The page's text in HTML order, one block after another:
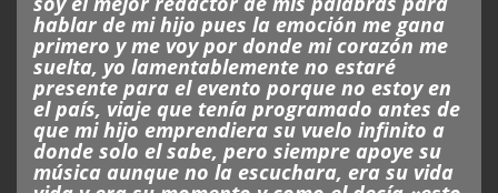
hablar de mi hijo pues la emoción me gana
primero y me voy por donde mi corazón me
suelta, yo lamentablemente no estaré
presente para el evento porque no estoy en
el país, viaje que tenía programado antes de
que mi hijo emprendiera su vuelo infinito a
donde solo el sabe, pero siempre apoye su
música aunque no la escuchara, era su vida